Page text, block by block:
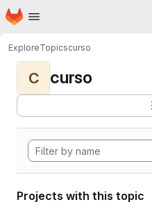
Skip to main content
Homepage
ExploreTopicscurso
C curso
Projects with this topic